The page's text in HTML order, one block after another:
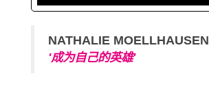
NATHALIE MOELLHAUSEN
'成为自己的英雄'